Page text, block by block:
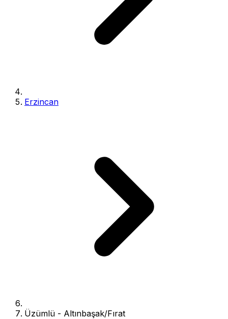
Erzincan
Üzümlü - Altınbaşak/Fırat